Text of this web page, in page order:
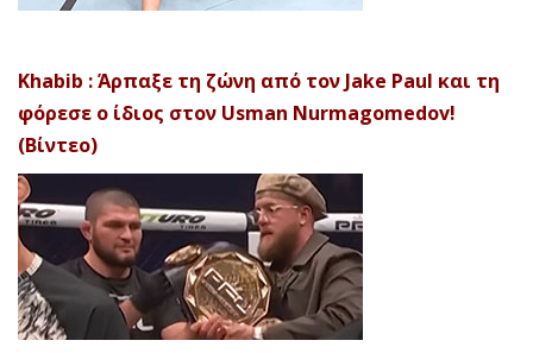
Khabib : Άρπαξε τη ζώνη από τον Jake Paul και τη
φόρεσε ο ίδιος στον Usman Nurmagomedov!
(Βίντεο)